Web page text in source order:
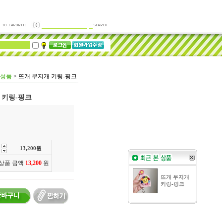
품 > 뜨개 무지개 키링-핑크
링-핑크
13,200원
품 금액 13,200 원
뜨개 무지개
키링-핑크